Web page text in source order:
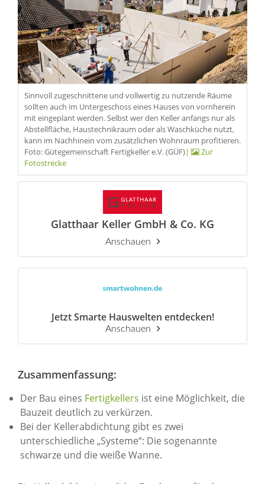
Sinnvoll zugeschnittene und vollwertig zu nutzende Räume
sollten auch im Untergeschoss eines Hauses von vornherein
mit eingeplant werden. Selbst wer den Keller anfangs nur als
Abstellfläche, Haustechnikraum oder als Waschküche nutzt,
kann im Nachhinein vom zusätzlichen Wohnraum profitieren.
Foto: Gütegemeinschaft Fertigkeller e.V. (GÜF)|
Zur
Fotostrecke
Glatthaar Keller GmbH & Co. KG
Anschauen
Jetzt Smarte Hauswelten entdecken!
Anschauen
Zusammenfassung:
Der Bau eines Fertigkellers ist eine Möglichkeit, die
Bauzeit deutlich zu verkürzen.
Bei der Kellerabdichtung gibt es zwei
unterschiedliche „Systeme“: Die sogenannte
schwarze und die weiße Wanne.